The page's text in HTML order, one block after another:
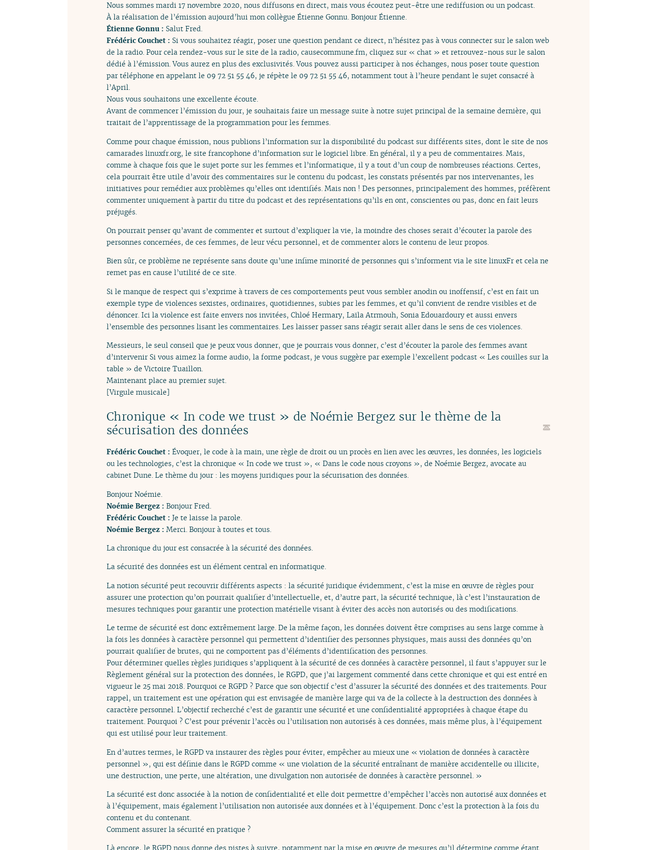
Nous sommes mardi 17 novembre 2020, nous diffusons en direct, mais vous écoutez peut-être une rediffusion ou un podcast.
À la réalisation de l’émission aujourd’hui mon collègue Étienne Gonnu. Bonjour Étienne.
Étienne Gonnu : Salut Fred.
Frédéric Couchet : Si vous souhaitez réagir, poser une question pendant ce direct, n’hésitez pas à vous connecter sur le salon web
de la radio. Pour cela rendez-vous sur le site de la radio, causecommune.fm, cliquez sur « chat » et retrouvez-nous sur le salon
dédié à l’émission. Vous aurez en plus des exclusivités. Vous pouvez aussi participer à nos échanges, nous poser toute question
par téléphone en appelant le 09 72 51 55 46, je répète le 09 72 51 55 46, notamment tout à l’heure pendant le sujet consacré à
l’April.
Nous vous souhaitons une excellente écoute.
Avant de commencer l’émission du jour, je souhaitais faire un message suite à notre sujet principal de la semaine dernière, qui
traitait de l’apprentissage de la programmation pour les femmes.
Comme pour chaque émission, nous publions l’information sur la disponibilité du podcast sur différents sites, dont le site de nos
camarades linuxfr.org, le site francophone d’information sur le logiciel libre. En général, il y a peu de commentaires. Mais,
comme à chaque fois que le sujet porte sur les femmes et l’informatique, il y a tout d’un coup de nombreuses réactions. Certes,
cela pourrait être utile d’avoir des commentaires sur le contenu du podcast, les constats présentés par nos intervenantes, les
initiatives pour remédier aux problèmes qu’elles ont identifiés. Mais non ! Des personnes, principalement des hommes, préfèrent
commenter uniquement à partir du titre du podcast et des représentations qu’ils en ont, conscientes ou pas, donc en fait leurs
préjugés.
On pourrait penser qu’avant de commenter et surtout d’expliquer la vie, la moindre des choses serait d’écouter la parole des
personnes concernées, de ces femmes, de leur vécu personnel, et de commenter alors le contenu de leur propos.
Bien sûr, ce problème ne représente sans doute qu’une infime minorité de personnes qui s’informent via le site linuxFr et cela ne
remet pas en cause l’utilité de ce site.
Si le manque de respect qui s’exprime à travers de ces comportements peut vous sembler anodin ou inoffensif, c’est en fait un
exemple type de violences sexistes, ordinaires, quotidiennes, subies par les femmes, et qu’il convient de rendre visibles et de
dénoncer. Ici la violence est faite envers nos invitées, Chloé Hermary, Laïla Atrmouh, Sonia Edouardoury et aussi envers
l’ensemble des personnes lisant les commentaires. Les laisser passer sans réagir serait aller dans le sens de ces violences.
Messieurs, le seul conseil que je peux vous donner, que je pourrais vous donner, c’est d’écouter la parole des femmes avant
d’intervenir Si vous aimez la forme audio, la forme podcast, je vous suggère par exemple l’excellent podcast « Les couilles sur la
table » de Victoire Tuaillon.
Maintenant place au premier sujet.
[Virgule musicale]
Chronique « In code we trust » de Noémie Bergez sur le thème de la
sécurisation des données
Frédéric Couchet : Évoquer, le code à la main, une règle de droit ou un procès en lien avec les œuvres, les données, les logiciels
ou les technologies, c’est la chronique « In code we trust », « Dans le code nous croyons », de Noémie Bergez, avocate au
cabinet Dune. Le thème du jour : les moyens juridiques pour la sécurisation des données.
Bonjour Noémie.
Noémie Bergez : Bonjour Fred.
Frédéric Couchet : Je te laisse la parole.
Noémie Bergez : Merci. Bonjour à toutes et tous.
La chronique du jour est consacrée à la sécurité des données.
La sécurité des données est un élément central en informatique.
La notion sécurité peut recouvrir différents aspects : la sécurité juridique évidemment, c’est la mise en œuvre de règles pour
assurer une protection qu’on pourrait qualifier d’intellectuelle, et, d’autre part, la sécurité technique, là c’est l’instauration de
mesures techniques pour garantir une protection matérielle visant à éviter des accès non autorisés ou des modifications.
Le terme de sécurité est donc extrêmement large. De la même façon, les données doivent être comprises au sens large comme à
la fois les données à caractère personnel qui permettent d’identifier des personnes physiques, mais aussi des données qu’on
pourrait qualifier de brutes, qui ne comportent pas d’éléments d’identification des personnes.
Pour déterminer quelles règles juridiques s’appliquent à la sécurité de ces données à caractère personnel, il faut s’appuyer sur le
Règlement général sur la protection des données, le RGPD, que j’ai largement commenté dans cette chronique et qui est entré en
vigueur le 25 mai 2018. Pourquoi ce RGPD ? Parce que son objectif c’est d’assurer la sécurité des données et des traitements. Pour
rappel, un traitement est une opération qui est envisagée de manière large qui va de la collecte à la destruction des données à
caractère personnel. L’objectif recherché c’est de garantir une sécurité et une confidentialité appropriées à chaque étape du
traitement. Pourquoi ? C’est pour prévenir l’accès ou l’utilisation non autorisés à ces données, mais même plus, à l’équipement
qui est utilisé pour leur traitement.
En d’autres termes, le RGPD va instaurer des règles pour éviter, empêcher au mieux une « violation de données à caractère
personnel », qui est définie dans le RGPD comme « une violation de la sécurité entraînant de manière accidentelle ou illicite,
une destruction, une perte, une altération, une divulgation non autorisée de données à caractère personnel. »
La sécurité est donc associée à la notion de confidentialité et elle doit permettre d’empêcher l’accès non autorisé aux données et
à l’équipement, mais également l’utilisation non autorisée aux données et à l’équipement. Donc c’est la protection à la fois du
contenu et du contenant.
Comment assurer la sécurité en pratique ?
Là encore, le RGPD nous donne des pistes à suivre, notamment par la mise en œuvre de mesures qu’il détermine comme étant